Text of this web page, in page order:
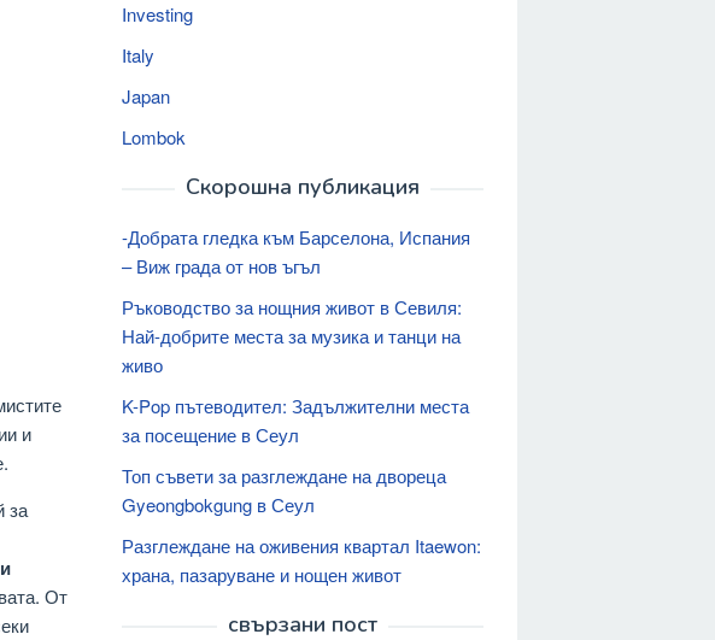
и
за
От
Investing
Italy
Japan
Lombok
Скорошна публикация
-Добрата гледка към Барселона, Испания
– Виж града от нов ъгъл
Ръководство за нощния живот в Севиля:
Най-добрите места за музика и танци на
живо
K-Pop пътеводител: Задължителни места
за посещение в Сеул
Топ съвети за разглеждане на двореца
Gyeongbokgung в Сеул
Разглеждане на оживения квартал Itaewon:
храна, пазаруване и нощен живот
свързани пост